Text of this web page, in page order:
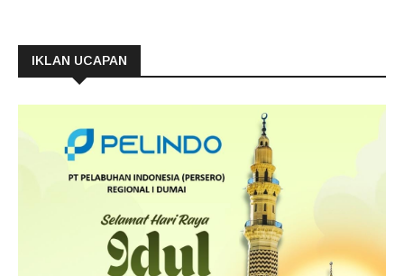
IKLAN UCAPAN